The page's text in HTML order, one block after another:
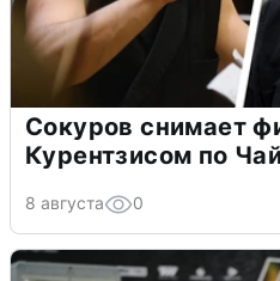
Сокуров снимает
Курентзисом по
8 августа 0